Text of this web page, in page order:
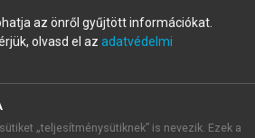
vagy hozz létre új fiókot.
próbaidőszakautomatikusan
FIÓKKAL
az önről gyűjtött információkat.
olvasd el az adatvédelmi
„teljesítménysütiknek” is nevezik. Ezek a